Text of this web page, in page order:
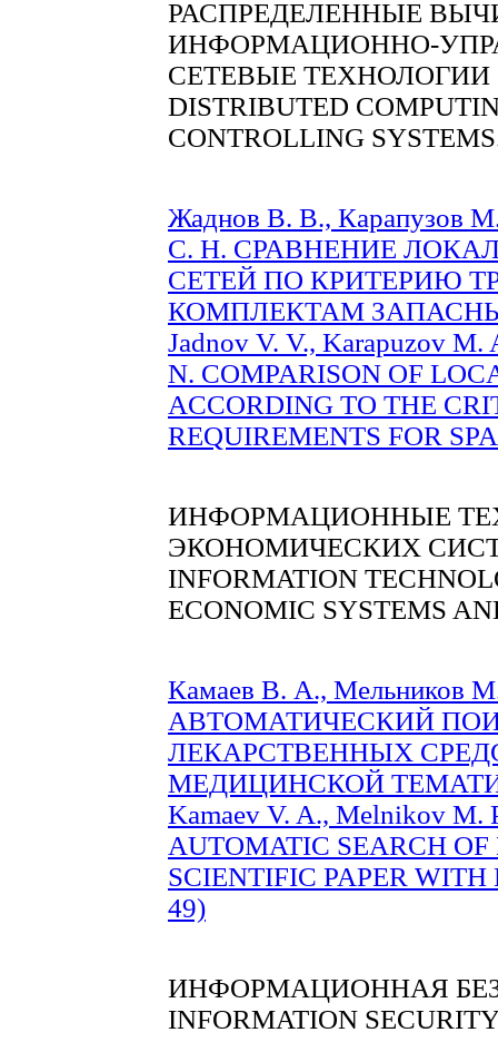
РАСПРЕДЕЛЕННЫЕ
ИНФОРМАЦИОННО-
СЕТЕВЫЕ ТЕХНОЛОГИИ
DISTRIBUTED
CONTROLLING
Жаднов В. В., Карапузов
С. Н. СРАВНЕНИЕ
СЕТЕЙ ПО КРИТЕРИЮ
КОМПЛЕКТАМ
Jadnov V. V., Karapuzov
N. COMPARISON ОF
ACCORDING TO THE
REQUIREMENTS FOR
ИНФОРМАЦИОННЫЕ
ЭКОНОМИЧЕСКИХ
INFORMATION
ECONOMIC SYSTEMS
Камаев В. А., Мельников
АВТОМАТИЧЕСКИЙ
ЛЕКАРСТВЕННЫХ
МЕДИЦИНСКОЙ
Kamaev V. A., Melnikov M.
AUTOMATIC SEARCH
SCIENTIFIC PAPER
49)
ИНФОРМАЦИОННАЯ
INFORMATION